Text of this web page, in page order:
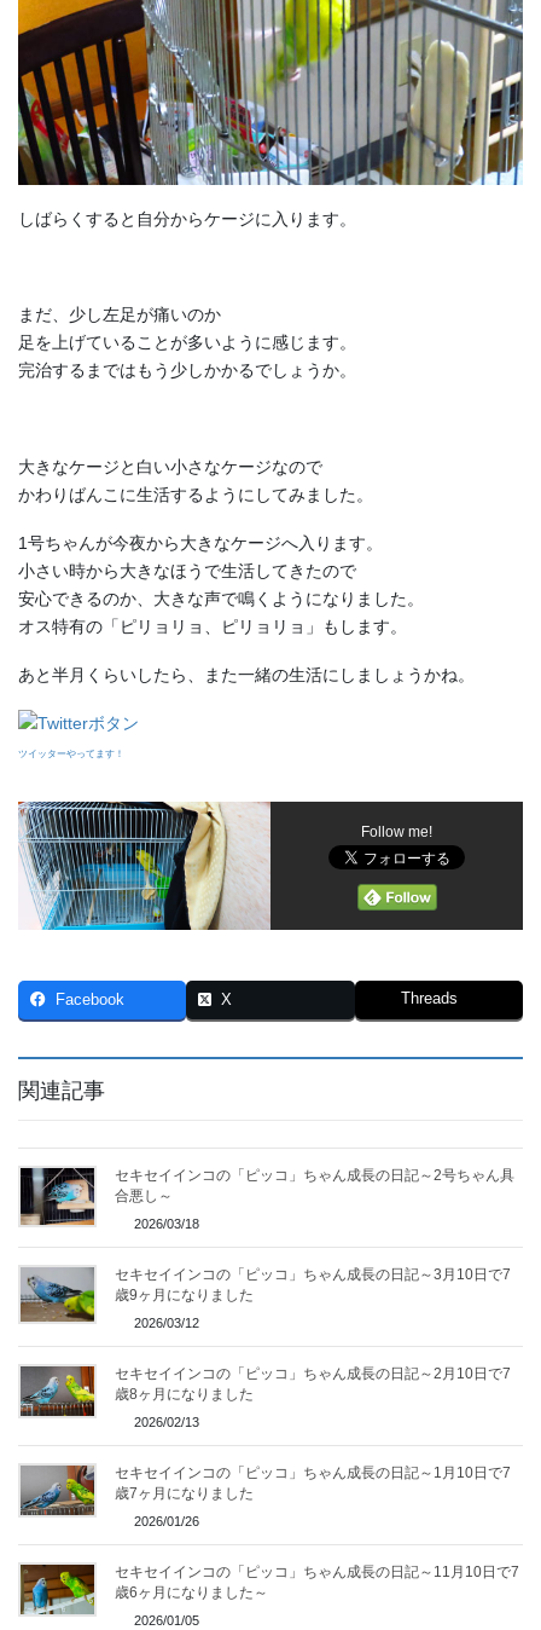
しばらくすると自分からケージに入ります。
まだ、少し左足が痛いのか
足を上げていることが多いように感じます。
完治するまではもう少しかかるでしょうか。
大きなケージと白い小さなケージなので
かわりばんこに生活するようにしてみました。
1号ちゃんが今夜から大きなケージへ入ります。
小さい時から大きなほうで生活してきたので
安心できるのか、大きな声で鳴くようになりました。
オス特有の「ピリョリョ、ピリョリョ」もします。
あと半月くらいしたら、また一緒の生活にしましょうかね。
ツイッターやってます！
Follow me!
Facebook X Threads
関連記事
セキセイインコの「ピッコ」ちゃん成長の日記～2号ちゃん具
合悪し～
2026/03/18
セキセイインコの「ピッコ」ちゃん成長の日記～3月10日で7
歳9ヶ月になりました
2026/03/12
セキセイインコの「ピッコ」ちゃん成長の日記～2月10日で7
歳8ヶ月になりました
2026/02/13
セキセイインコの「ピッコ」ちゃん成長の日記～1月10日で7
歳7ヶ月になりました
2026/01/26
セキセイインコの「ピッコ」ちゃん成長の日記～11月10日で7
歳6ヶ月になりました～
2026/01/05